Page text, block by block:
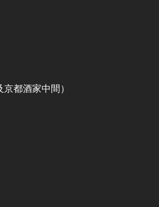
都酒家中間）